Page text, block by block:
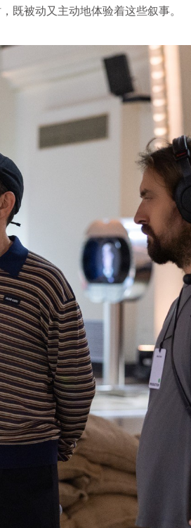
既被动又主动地体验着这些叙事。